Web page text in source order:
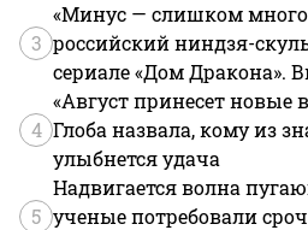
3
«Минус — слишком много
российский ниндзя-
сериале «Дом Дракона».
4
«Август принесет новые
Глоба назвала, кому из
улыбнется удача
5
Надвигается волна
ученые потребовали